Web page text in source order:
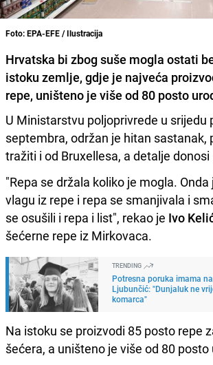
Foto: EPA-EFE / Ilustracija
Hrvatska bi zbog suše mogla ostati
istoku zemlje, gdje je najveća
repe, uništeno je više od 80 posto
U Ministarstvu poljoprivrede u srijedu
septembra, održan je hitan sastanak,
tražiti i od Bruxellesa, a detalje donosi
"Repa se držala koliko je mogla.
vlagu iz repe i repa se smanjivala i
se osušili i repa i list", rekao je Ivo
šećerne repe iz Mirkovaca.
TRENDING
Potresna poruka imama
Ljubunčić: "Dunjaluk ne
komarca"
Na istoku se proizvodi 85 posto repe
šećera, a uništeno je više od 80 posto